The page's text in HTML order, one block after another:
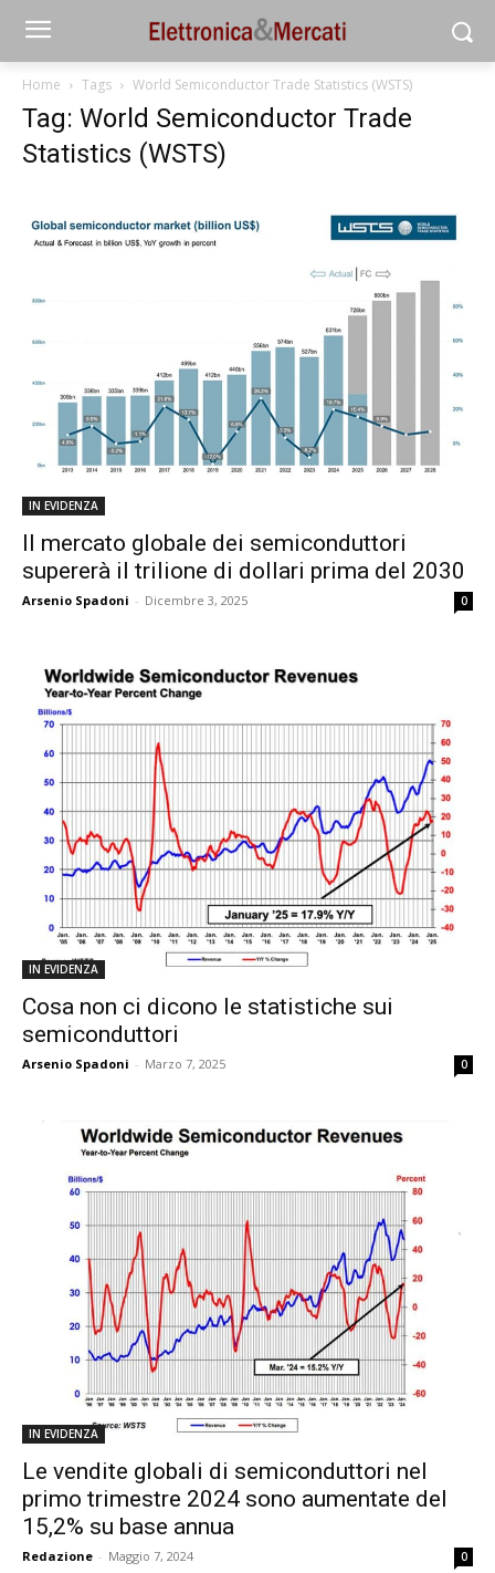
Home Tags World Semiconductor Trade Statistics (WSTS)
Tag: World Semiconductor Trade
Statistics (WSTS)
IN EVIDENZA
Il mercato globale dei semiconduttori
supererà il trilione di dollari prima del 2030
Arsenio Spadoni - Dicembre 3, 2025 0
IN EVIDENZA
Cosa non ci dicono le statistiche sui
semiconduttori
Arsenio Spadoni - Marzo 7, 2025 0
IN EVIDENZA
Le vendite globali di semiconduttori nel
primo trimestre 2024 sono aumentate del
15,2% su base annua
Redazione - Maggio 7, 2024 0